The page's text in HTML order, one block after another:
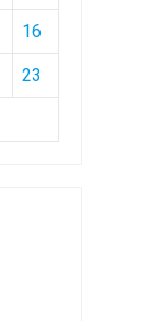
16
23